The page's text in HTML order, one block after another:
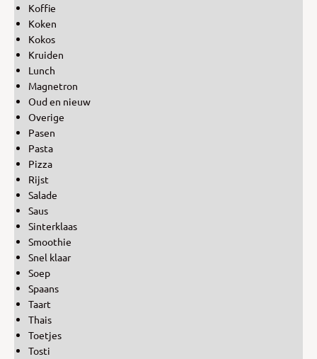
Koffie
Koken
Kokos
Kruiden
Lunch
Magnetron
Oud en nieuw
Overige
Pasen
Pasta
Pizza
Rijst
Salade
Saus
Sinterklaas
Smoothie
Snel klaar
Soep
Spaans
Taart
Thais
Toetjes
Tosti